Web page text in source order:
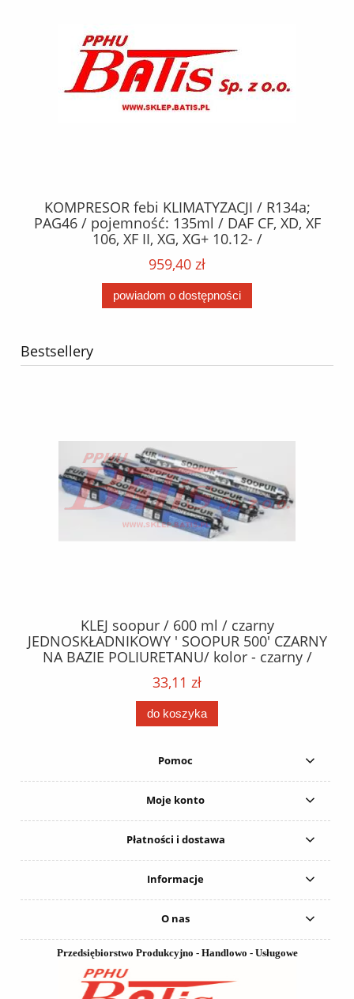
KOMPRESOR febi KLIMATYZACJI / R134a;
PAG46 / pojemność: 135ml / DAF CF, XD, XF
106, XF II, XG, XG+ 10.12- /
959,40 zł
powiadom o dostępności
Bestsellery
KLEJ soopur / 600 ml / czarny
JEDNOSKŁADNIKOWY ' SOOPUR 500' CZARNY
NA BAZIE POLIURETANU/ kolor - czarny /
karton 20 szt. / pistolet do kleju 307730 /
33,11 zł
do koszyka
Pomoc
Moje konto
Płatności i dostawa
Informacje
O nas
Przedsiębiorstwo Produkcyjno - Handlowo - Usługowe